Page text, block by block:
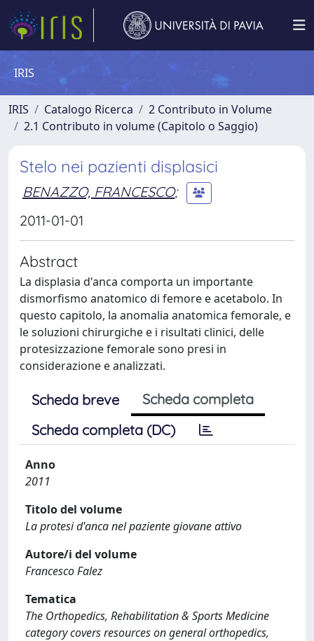
IRIS
IRIS Catalogo Ricerca
2 Contributo in Volume
2.1 Contributo in volume (Capitolo o Saggio)
Stelo nei pazienti displasici
BENAZZO, FRANCESCO;
2011-01-01
Abstract
La displasia d'anca comporta un importante
dismorfismo anatomico di femore e acetabolo. In
questo capitolo, la anomalia anatomica femorale, e
le soluzioni chirurgiche e i risultati clinici, delle
protesizzazione femorale sono presi in
considerazione e analizzati.
Scheda breve
Scheda completa
Scheda completa (DC)
Anno
2011
Titolo del volume
La protesi d'anca nel paziente giovane attivo
Autore/i del volume
Francesco Falez
Tematica
The Orthopedics, Rehabilitation & Sports Medicine
category covers resources on general orthopedics,